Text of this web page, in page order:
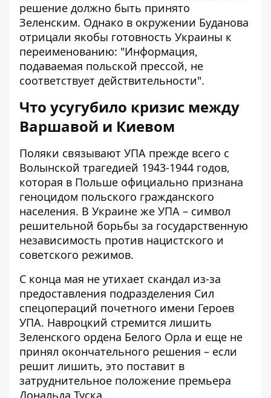
решение должно быть принято
Зеленским. Однако в окружении Буданова
отрицали якобы готовность Украины к
переименованию: "Информация,
подаваемая польской прессой, не
соответствует действительности".
Что усугубило кризис между
Варшавой и Киевом
Поляки связывают УПА прежде всего с
Волынской трагедией 1943-1944 годов,
которая в Польше официально признана
геноцидом польского гражданского
населения. В Украине же УПА – символ
решительной борьбы за государственную
независимость против нацистского и
советского режимов.
С конца мая не утихает скандал из-за
предоставления подразделения Сил
спецопераций почетного имени Героев
УПА. Навроцкий стремится лишить
Зеленского ордена Белого Орла и еще не
принял окончательного решения – если
решит лишить, это поставит в
затруднительное положение премьера
Дональда Туска.